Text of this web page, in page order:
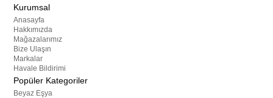
Kurumsal
Anasayfa
Hakkımızda
Mağazalarımız
Bize Ulaşın
Markalar
Havale Bildirimi
Popüler Kategoriler
Beyaz Eşya